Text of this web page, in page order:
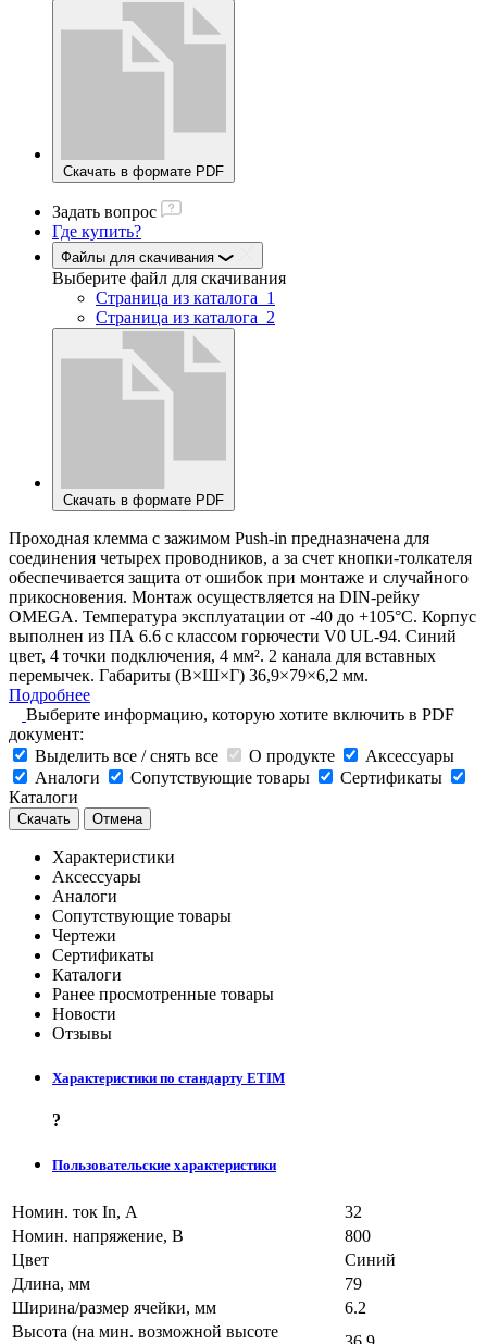
Скачать в формате PDF
Задать вопрос
Где купить?
Файлы для скачивания
Выберите файл для скачивания
Страница из каталога_1
Страница из каталога_2
Скачать в формате PDF
Проходная клемма с зажимом Push-in предназначена для
соединения четырех проводников, а за счет кнопки-толкателя
обеспечивается защита от ошибок при монтаже и случайного
прикосновения. Монтаж осуществляется на DIN-рейку
OMEGA. Температура эксплуатации от -40 до +105°C. Корпус
выполнен из ПА 6.6 с классом горючести V0 UL-94. Синий
цвет, 4 точки подключения, 4 мм². 2 канала для вставных
перемычек. Габариты (В×Ш×Г) 36,9×79×6,2 мм.
Подробнее
Выберите информацию, которую хотите включить в PDF
документ:
Выделить все / снять все
О продукте
Аксессуары
Аналоги
Сопутствующие товары
Сертификаты
Каталоги
Скачать Отмена
Характеристики
Аксессуары
Аналоги
Сопутствующие товары
Чертежи
Сертификаты
Каталоги
Ранее просмотренные товары
Новости
Отзывы
Характеристики по стандарту ETIM
?
Пользовательские характеристики
Номин. ток In, А
32
Номин. напряжение, В
800
Цвет
Синий
Длина, мм
79
Ширина/размер ячейки, мм
6.2
Высота (на мин. возможной высоте